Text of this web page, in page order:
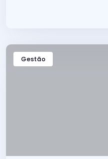
Gestão